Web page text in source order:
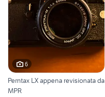
6
Perntax LX appena revisionata da
MPR